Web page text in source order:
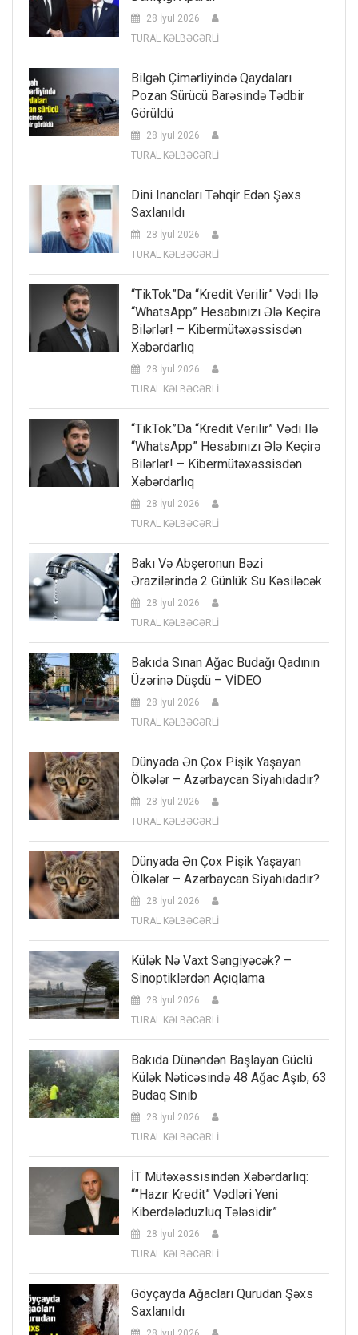
28 İyul 2026
TURAL KƏLBƏCƏRLİ
Bilgəh Çimərliyində Qaydaları
Pozan Sürücü Barəsində Tədbir
Görüldü
28 İyul 2026
TURAL KƏLBƏCƏRLİ
Dini Inancları Təhqir Edən Şəxs
Saxlanıldı
28 İyul 2026
TURAL KƏLBƏCƏRLİ
“TikTok”da “kredit Verilir” Vədi Ilə
“WhatsApp” Hesabınızı Ələ Keçirə
Bilərlər! – Kibermütəxəssisdən
Xəbərdarlıq
28 İyul 2026
TURAL KƏLBƏCƏRLİ
“TikTok”da “kredit Verilir” Vədi Ilə
“WhatsApp” Hesabınızı Ələ Keçirə
Bilərlər! – Kibermütəxəssisdən
Xəbərdarlıq
28 İyul 2026
TURAL KƏLBƏCƏRLİ
Bakı Və Abşeronun Bəzi
Ərazilərində 2 Günlük Su Kəsiləcək
28 İyul 2026
TURAL KƏLBƏCƏRLİ
Bakıda Sınan Ağac Budağı Qadının
Üzərinə Düşdü – VİDEO
28 İyul 2026
TURAL KƏLBƏCƏRLİ
Dünyada Ən Çox Pişik Yaşayan
Ölkələr – Azərbaycan Siyahıdadır?
28 İyul 2026
TURAL KƏLBƏCƏRLİ
Dünyada Ən Çox Pişik Yaşayan
Ölkələr – Azərbaycan Siyahıdadır?
28 İyul 2026
TURAL KƏLBƏCƏRLİ
Külək Nə Vaxt Səngiyəcək? –
Sinoptiklərdən Açıqlama
28 İyul 2026
TURAL KƏLBƏCƏRLİ
Bakıda Dünəndən Başlayan Güclü
Külək Nəticəsində 48 Ağac Aşıb, 63
Budaq Sınıb
28 İyul 2026
TURAL KƏLBƏCƏRLİ
İT Mütəxəssisindən Xəbərdarlıq:
“”Hazır Kredit” Vədləri Yeni
Kiberdələduzluq Tələsidir”
28 İyul 2026
TURAL KƏLBƏCƏRLİ
Göyçayda Ağacları Qurudan Şəxs
Saxlanıldı